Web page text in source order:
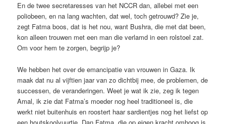
En de twee secretaresses van het NCCR dan, allebei met een
poliobeen, en na lang wachten, dat wel, toch getrouwd? Zie je,
zegt Fatma boos, dat is het nou, want Bushra, die met dat been,
kon alleen trouwen met een man die verlamd in een rolstoel zat.
Om voor hem te zorgen, begrijp je?
We hebben het over de emancipatie van vrouwen in Gaza. Ik
maak dat nu al vijftien jaar van zo dichtbij mee, de problemen, de
successen, de veranderingen. Weet je wat ik zie, zeg ik tegen
Amal, ik zie dat Fatma’s moeder nog heel traditioneel is, die
werkt niet buitenhuis en roostert haar sardientjes nog het liefst op
een houtskoolvuurtje. Dan Fatma, die op eigen kracht omhoog is